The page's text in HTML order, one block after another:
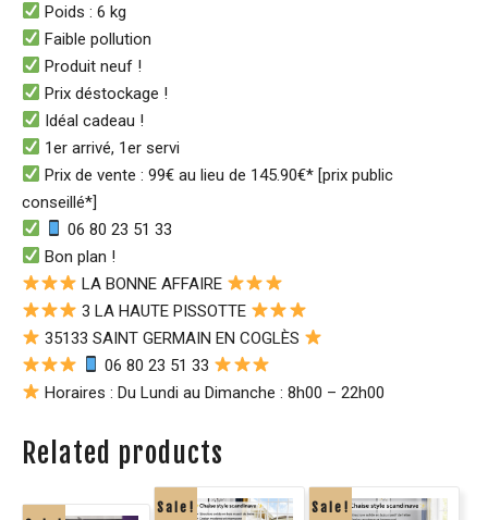
Poids : 6 kg
Faible pollution
Produit neuf !
Prix déstockage !
Idéal cadeau !
1er arrivé, 1er servi
Prix de vente : 99€ au lieu de 145.90€* [prix public
conseillé*]
06 80 23 51 33
Bon plan !
LA BONNE AFFAIRE
3 LA HAUTE PISSOTTE
35133 SAINT GERMAIN EN COGLÈS
06 80 23 51 33
Horaires : Du Lundi au Dimanche : 8h00 – 22h00
Related products
Sale! Sale!